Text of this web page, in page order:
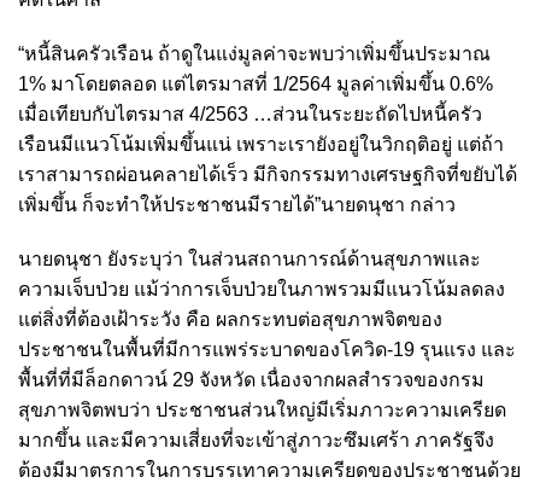
“หนี้สินครัวเรือน ถ้าดูในแง่มูลค่าจะพบว่าเพิ่มขึ้นประมาณ
1% มาโดยตลอด แต่ไตรมาสที่ 1/2564 มูลค่าเพิ่มขึ้น 0.6%
เมื่อเทียบกับไตรมาส 4/2563 …ส่วนในระยะถัดไปหนี้ครัว
เรือนมีแนวโน้มเพิ่มขึ้นแน่ เพราะเรายังอยู่ในวิกฤติอยู่ แต่ถ้า
เราสามารถผ่อนคลายได้เร็ว มีกิจกรรมทางเศรษฐกิจที่ขยับได้
เพิ่มขึ้น ก็จะทำให้ประชาชนมีรายได้”นายดนุชา กล่าว
นายดนุชา ยังระบุว่า ในส่วนสถานการณ์ด้านสุขภาพและ
ความเจ็บป่วย แม้ว่าการเจ็บป่วยในภาพรวมมีแนวโน้มลดลง
แต่สิ่งที่ต้องเฝ้าระวัง คือ ผลกระทบต่อสุขภาพจิตของ
ประชาชนในพื้นที่มีการแพร่ระบาดของโควิด-19 รุนแรง และ
พื้นที่ที่มีล็อกดาวน์ 29 จังหวัด เนื่องจากผลสำรวจของกรม
สุขภาพจิตพบว่า ประชาชนส่วนใหญ่มีเริ่มภาวะความเครียด
มากขึ้น และมีความเสี่ยงที่จะเข้าสู่ภาวะซึมเศร้า ภาครัฐจึง
ต้องมีมาตรการในการบรรเทาความเครียดของประชาชนด้วย